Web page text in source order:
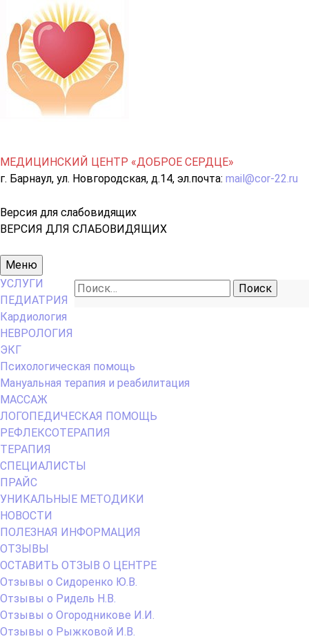
МЕДИЦИНСКИЙ ЦЕНТР «ДОБРОЕ СЕРДЦЕ»
г. Барнаул, ул. Новгородская, д.14, эл.почта: mail@cor-22.ru
Версия для слабовидящих
ВЕРСИЯ ДЛЯ СЛАБОВИДЯЩИХ
Основное
меню
Меню
Найти:
УСЛУГИ
ПЕДИАТРИЯ
Кардиология
НЕВРОЛОГИЯ
ЭКГ
Психологическая помощь
Мануальная терапия и реабилитация
МАССАЖ
ЛОГОПЕДИЧЕСКАЯ ПОМОЩЬ
РЕФЛЕКСОТЕРАПИЯ
ТЕРАПИЯ
СПЕЦИАЛИСТЫ
ПРАЙС
УНИКАЛЬНЫЕ МЕТОДИКИ
НОВОСТИ
ПОЛЕЗНАЯ ИНФОРМАЦИЯ
ОТЗЫВЫ
ОСТАВИТЬ ОТЗЫВ О ЦЕНТРЕ
Отзывы о Сидоренко Ю.В.
Отзывы о Ридель Н.В.
Отзывы о Огородникове И.И.
Отзывы о Рыжковой И.В.